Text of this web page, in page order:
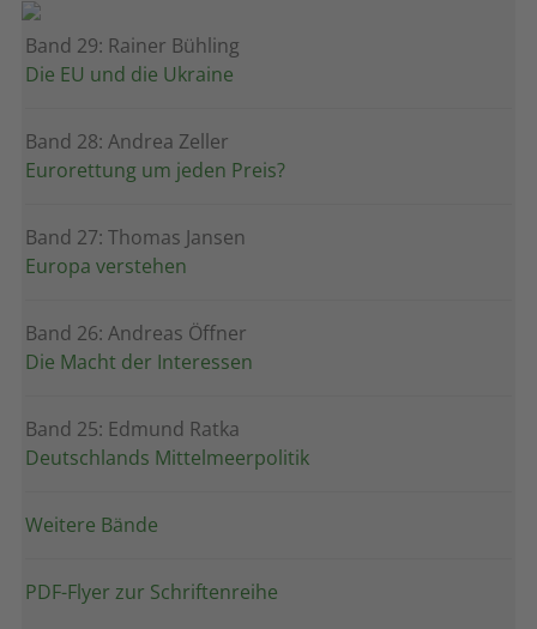
Band 29: Rainer Bühling
Die EU und die Ukraine
Band 28: Andrea Zeller
Eurorettung um jeden Preis?
Band 27: Thomas Jansen
Europa verstehen
Band 26: Andreas Öffner
Die Macht der Interessen
Band 25: Edmund Ratka
Deutschlands Mittelmeerpolitik
Weitere Bände
PDF-Flyer zur Schriftenreihe